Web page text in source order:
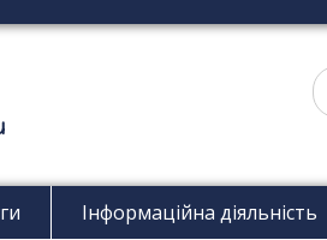
Ш
у
т
Інформаційна діяльність